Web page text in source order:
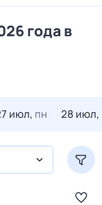
года в
июл, пн 28 июл,